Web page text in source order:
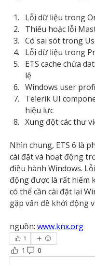
Lỗi dữ liệu trong
Thiếu hoặc lỗi
Có sai sót trong
Lỗi dữ liệu trong
ETS cache chứa
lệ
Windows user
Telerik UI
hiệu lực
Xung đột các thư
Nhìn chung, ETS 6 là
cài đặt và hoạt động
điều hành Windows.
động được là rất hiếm
có thể cần cài đặt lại
gặp vấn đề khởi động
nguồn: www.knx.org
1
1 0